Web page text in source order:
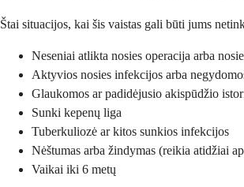
Štai situacijos, kai šis vaistas gali būti jums
Neseniai atlikta nosies operacija arba
Aktyvios nosies infekcijos arba
Glaukomos ar padidėjusio akispūdžio
Sunki kepenų liga
Tuberkuliozė ar kitos sunkios infekcijos
Nėštumas arba žindymas (reikia atidžiai
Vaikai iki 6 metų